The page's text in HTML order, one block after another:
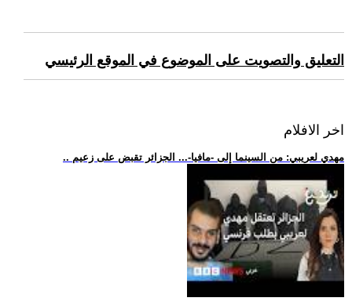
التعليق والتصويت على الموضوع في الموقع الرئيسي
اخر الافلام
.. مهدي لعريبي: من السينما إلى -مافيا-... الجزائر تقبض على زعيم